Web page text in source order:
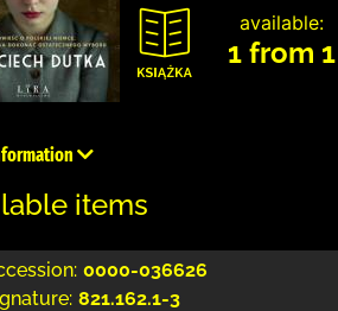
available:
1 from 1
items
0000-036626
821.162.1-3